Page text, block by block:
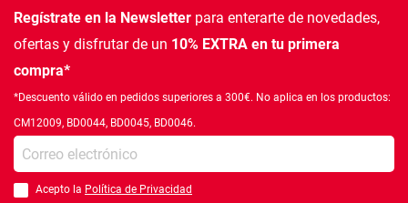
Regístrate en la Newsletter para enterarte de novedades,
ofertas y disfrutar de un 10% EXTRA en tu primera
compra*
*Descuento válido en pedidos superiores a 300€. No aplica en los productos:
CM12009, BD0044, BD0045, BD0046.
Introduce tu e-mail
Debes aceptar la política de privacidad
Acepto la Política de Privacidad